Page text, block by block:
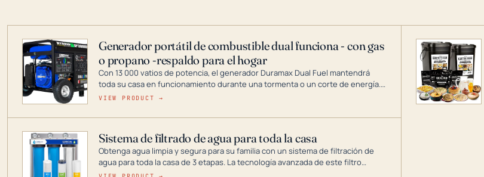
Generador portátil de combustible dual funciona - con gas
o propano -respaldo para el hogar
Con 13 000 vatios de potencia, el generador Duramax Dual Fuel mantendrá
toda su casa en funcionamiento durante una tormenta o un corte de energía.
DuroMax es el líder de la industria en tecnología de generadores portátiles de
digitales hasta generadores que pueden alimentar toda su casa.
VIEW PRODUCT →
Sistema de filtrado de agua para toda la casa
Obtenga agua limpia y segura para su familia con un sistema de filtración de
agua para toda la casa de 3 etapas. La tecnología avanzada de este filtro
reduce los contaminantes nocivos como el cloro, el óxido, los olores y el sabor